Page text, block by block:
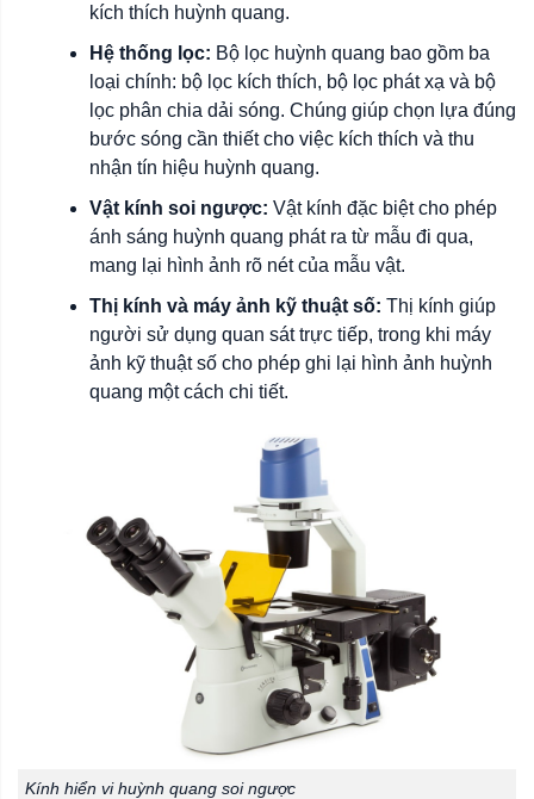
kích thích huỳnh quang.
Hệ thống lọc: Bộ lọc huỳnh quang bao gồm ba
loại chính: bộ lọc kích thích, bộ lọc phát xạ và bộ
lọc phân chia dải sóng. Chúng giúp chọn lựa đúng
bước sóng cần thiết cho việc kích thích và thu
nhận tín hiệu huỳnh quang.
Vật kính soi ngược: Vật kính đặc biệt cho phép
ánh sáng huỳnh quang phát ra từ mẫu đi qua,
mang lại hình ảnh rõ nét của mẫu vật.
Thị kính và máy ảnh kỹ thuật số: Thị kính giúp
người sử dụng quan sát trực tiếp, trong khi máy
ảnh kỹ thuật số cho phép ghi lại hình ảnh huỳnh
quang một cách chi tiết.
Kính hiển vi huỳnh quang soi ngược